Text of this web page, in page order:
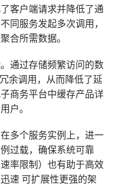
客户端请求并降低了通
同服务发起多次调用，
合所需数据。
通过存储频繁访问的数
余调用，从而降低了延
商务平台中缓存产品详
户。
多个服务实例上，进一
过载，确保系统可靠
率限制）也有助于高效
速 可扩展性更强的架